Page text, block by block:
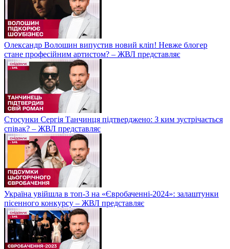
Олександр Волошин випустив новий кліп! Невже блогер
стане професійним артистом? – ЖВЛ представляє
Стосунки Сергія Танчинця підтверджено: З ким зустрічається
співак? – ЖВЛ представляє
Україна увійшла в топ-3 на «Євробаченні-2024»: залаштунки
пісенного конкурсу – ЖВЛ представляє